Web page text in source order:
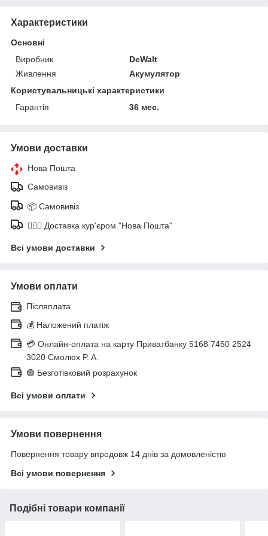
Характеристики
Основні
Виробник
DeWalt
Живлення
Акумулятор
Користувальницькі характеристики
Гарантія
36 мес.
Умови доставки
Нова Пошта
Самовивіз
📦 Самовивіз
🚶🏼‍♂️ Доставка кур'єром "Нова Пошта"
Всі умови доставки
Умови оплати
Післяплата
💰 Наложений платіж
💳 Онлайн-оплата на карту Приватбанку 5168 7450 2524
3020 Смолюх Р. А.
🟢 Безготівковий розрахунок
Всі умови оплати
Умови повернення
Повернення товару впродовж 14 днів за домовленістю
Всі умови повернення
Подібні товари компанії